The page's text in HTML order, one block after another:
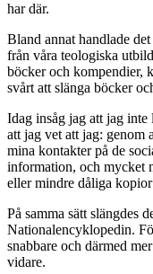
har där.
Bland annat handlade
från våra teologiska
böcker och kompendier,
svårt att slänga böcker
Idag insåg jag att jag inte
att jag vet att jag: genom
mina kontakter på de
information, och mycket
eller mindre dåliga
På samma sätt slängdes
Nationalencyklopedin.
snabbare och därmed
vidare.